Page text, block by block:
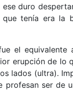
duro
tenía era la
el
erupción de lo
lados (ultra).
profesan ser de